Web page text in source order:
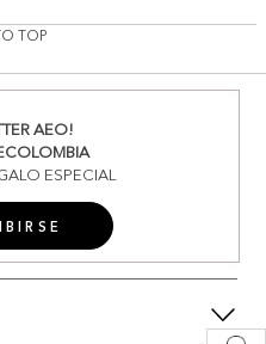
TOP
AEO!
ESPECIAL